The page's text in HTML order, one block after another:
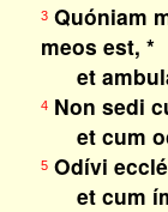
3Quóniam
meos est, *
et
4Non sedi
et cum
5Odívi
et cum